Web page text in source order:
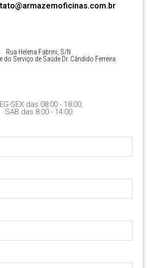
Rua Helena Fabrini, S/N
do Serviço de Saúde Dr. Cândido Ferreira
SEX das 08:00 - 18:00,
SAB das 8:00 - 14:00